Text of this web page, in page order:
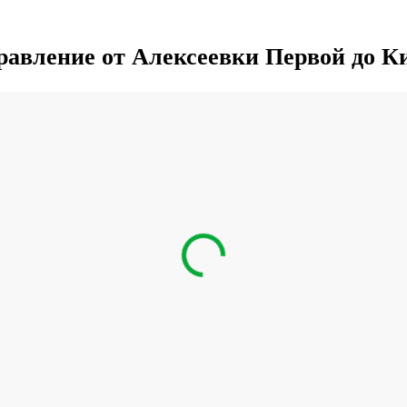
от Алексеевки Первой до